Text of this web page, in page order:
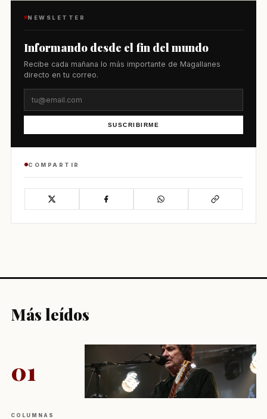
NEWSLETTER
Informando desde el fin del mundo
Recibe cada mañana lo más importante de Magallanes
directo en tu correo.
SUSCRIBIRME
COMPARTIR
Más leídos
01
COLUMNAS